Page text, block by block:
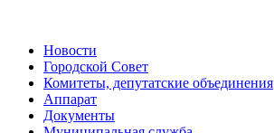
Новости
Городской Совет
Комитеты, депутатские объединения
Аппарат
Документы